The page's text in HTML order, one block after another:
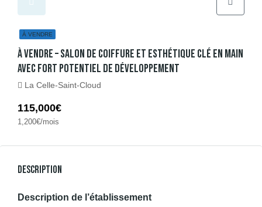
À VENDRE
À Vendre – Salon De Coiffure Et Esthétique Clé En Main
Avec Fort Potentiel De Développement
La Celle-Saint-Cloud
115,000€
1,200€/mois
Description
Description de l’établissement